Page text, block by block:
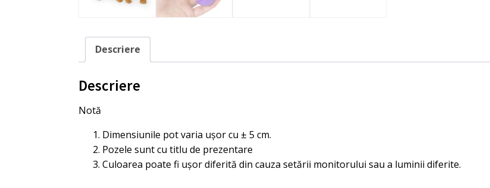
Descriere
Descriere
Notă
Dimensiunile pot varia ușor cu ± 5 cm.
Pozele sunt cu titlu de prezentare
Culoarea poate fi ușor diferită din cauza setării monitorului sau a luminii diferite.